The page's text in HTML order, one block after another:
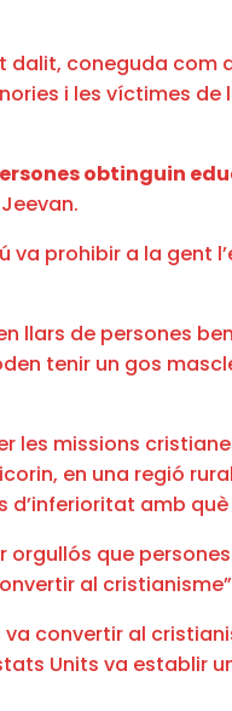
coneguda com
i les víctimes
obtinguin
va prohibir a la gent
llars de persones
tenir un gos
les missions
en una regió
amb
que
al
convertir al
Units va